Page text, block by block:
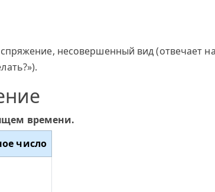
несовершенный вид (отвечает
времени.
число